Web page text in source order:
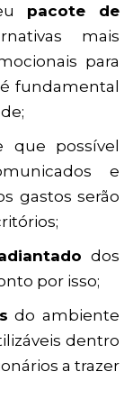
pacote de
mais
para
fundamental
que possível
e
gastos serão
dos
por isso;
do ambiente
dentro
a trazer